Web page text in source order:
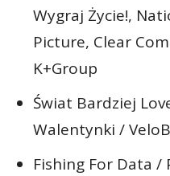
Wygraj Życie!,
Picture, Clear
K+Group
Świat Bardziej
Walentynki /
Fishing For Data /